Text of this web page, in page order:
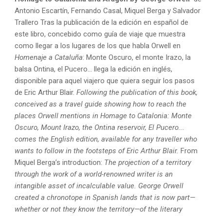
Antonio Escartín, Fernando Casal, Miquel Berga y Salvador
Trallero Tras la publicación de la edición en español de
este libro, concebido como guía de viaje que muestra
como llegar a los lugares de los que habla Orwell en
Homenaje a Cataluña: Monte Oscuro, el monte Irazo, la
balsa Ontina, el Pucero... llega la edición en inglés,
disponible para aquel viajero que quiera seguir los pasos
de Eric Arthur Blair. Following the publication of this book,
conceived as a travel guide showing how to reach the
places Orwell mentions in Homage to Catalonia: Monte
Oscuro, Mount Irazo, the Ontina reservoir, El Pucero...
comes the English edition, available for any traveller who
wants to follow in the footsteps of Eric Arthur Blair. From
Miquel Berga’s introduction: The projection of a territory
through the work of a world-renowned writer is an
intangible asset of incalculable value. George Orwell
created a chronotope in Spanish lands that is now part—
whether or not they know the territory—of the literary